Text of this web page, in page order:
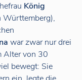
König
Württemberg),
war zwar nur drei
Alter von 30
bewegt: Sie